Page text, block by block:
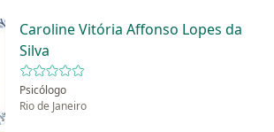
Caroline Vitória Affonso Lopes da
Silva
Psicólogo
Rio de Janeiro